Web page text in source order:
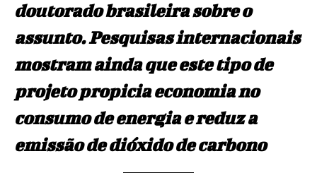
doutorado brasileira sobre o
assunto. Pesquisas internacionais
mostram ainda que este tipo de
projeto propicia economia no
consumo de energia e reduz a
emissão de dióxido de carbono